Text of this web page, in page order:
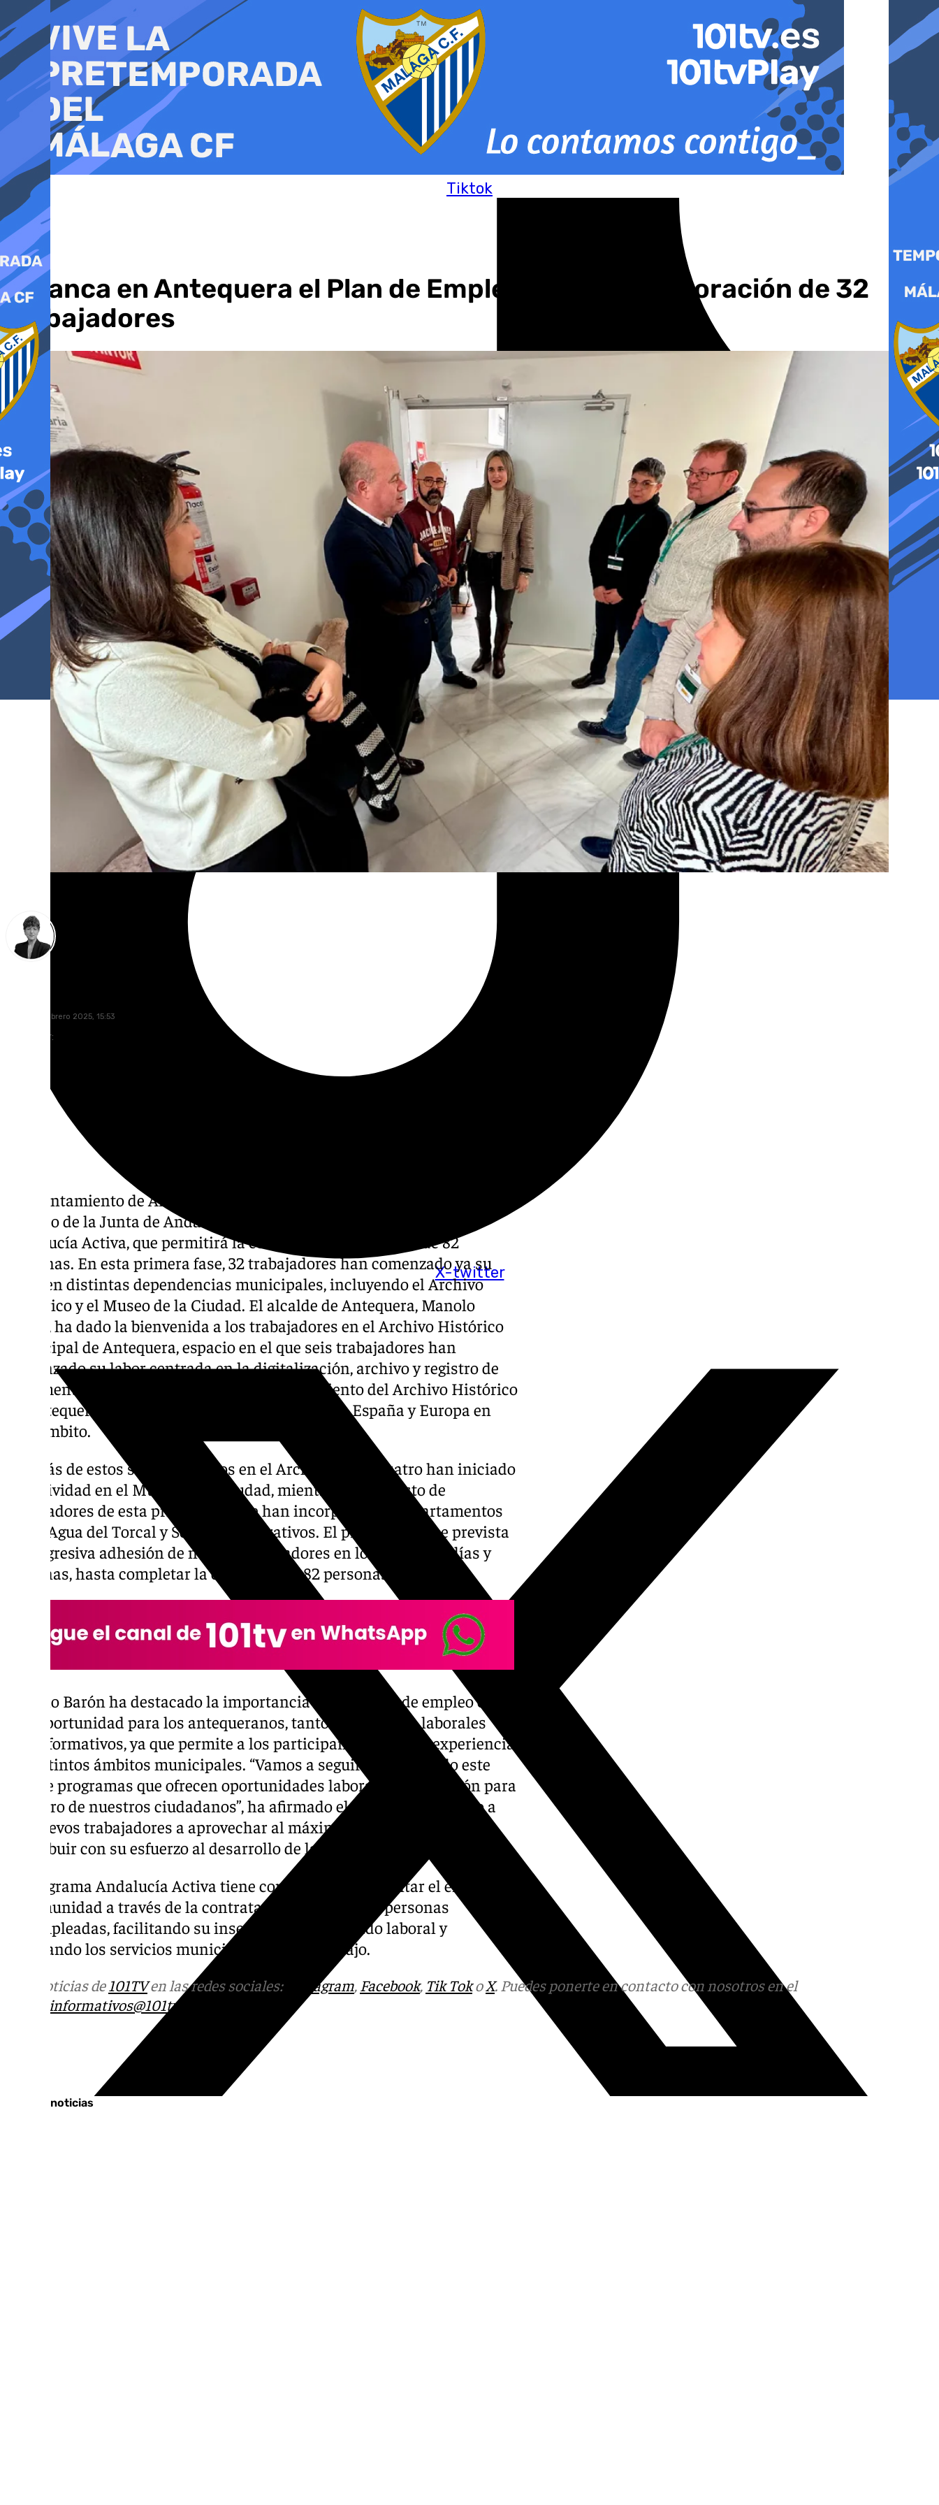
al
contenido
Tiktok
X-twitter
Arranca en Antequera el Plan de Empleo con la incorporación de 32
trabajadores
martes, 4 febrero 2025, 15:53
Compartir:
El Ayuntamiento de Antequera, en colaboración con la Consejería de
Empleo de la Junta de Andalucía, ha puesto en marcha el programa
Andalucía Activa, que permitirá la contratación de un total de 82
personas. En esta primera fase, 32 trabajadores han comenzado ya su
labor en distintas dependencias municipales, incluyendo el Archivo
Histórico y el Museo de la Ciudad. El alcalde de Antequera, Manolo
Barón, ha dado la bienvenida a los trabajadores en el Archivo Histórico
Municipal de Antequera, espacio en el que seis trabajadores han
comenzado su labor centrada en la digitalización, archivo y registro de
documentación, contribuyendo al posicionamiento del Archivo Histórico
de Antequera como uno de los más avanzados de España y Europa en
este ámbito.
Además de estos seis empleados en el Archivo, otros cuatro han iniciado
su actividad en el Museo de la Ciudad, mientras que el resto de
trabajadores de esta primera fase se han incorporado a departamentos
como Agua del Torcal y Servicios Operativos. El programa tiene prevista
la progresiva adhesión de nuevos trabajadores en los próximos días y
semanas, hasta completar la cifra total de 82 personas.
Manolo Barón ha destacado la importancia de este plan de empleo como
una oportunidad para los antequeranos, tanto en términos laborales
como formativos, ya que permite a los participantes adquirir experiencia
en distintos ámbitos municipales. “Vamos a seguir promoviendo este
tipo de programas que ofrecen oportunidades laborales y formación para
el futuro de nuestros ciudadanos”, ha afirmado el Alcalde, animando a
los nuevos trabajadores a aprovechar al máximo esta experiencia y a
contribuir con su esfuerzo al desarrollo de la ciudad.
El programa Andalucía Activa tiene como objetivo fomentar el empleo en
la comunidad a través de la contratación temporal de personas
desempleadas, facilitando su inserción en el mercado laboral y
mejorando los servicios municipales con su trabajo.
Más noticias de101TVen las redes sociales: Instagram, Facebook, Tik TokoX. Puedes ponerte en contacto con nosotros en el
informativos@101tv.es
Últimas noticias